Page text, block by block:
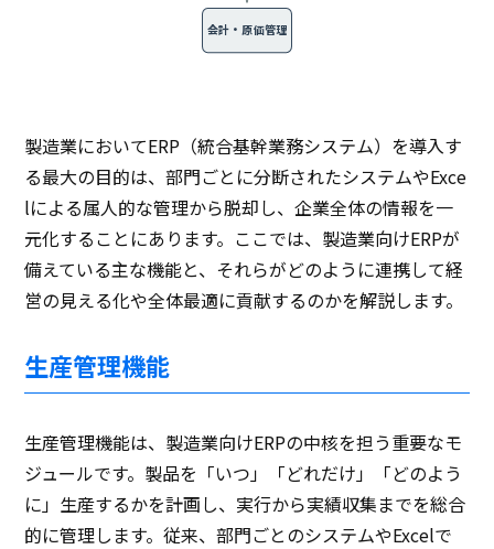
会計・原価管理
製造業においてERP（統合基幹業務システム）を導入す
る最大の目的は、部門ごとに分断されたシステムやExce
lによる属人的な管理から脱却し、企業全体の情報を一
元化することにあります。ここでは、製造業向けERPが
備えている主な機能と、それらがどのように連携して経
営の見える化や全体最適に貢献するのかを解説します。
生産管理機能
生産管理機能は、製造業向けERPの中核を担う重要なモ
ジュールです。製品を「いつ」「どれだけ」「どのよう
に」生産するかを計画し、実行から実績収集までを総合
的に管理します。従来、部門ごとのシステムやExcelで